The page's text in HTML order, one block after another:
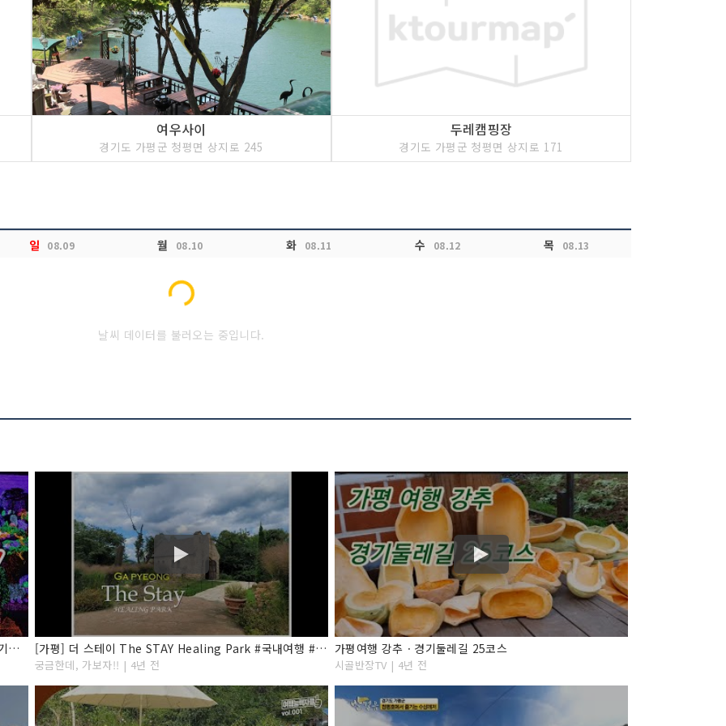
내리는 물길이다. 용문산과 유명산 사이에 숨은 듯 있는 어비산자락을 감싸
고도는 시원한 계곡이 바로 그 곳이다. 지금이야 작은 개울 같은 계곡에 불과
하지만 예전에는 물고기가 날아다니는 것처럼 보일 정도로 뛰어난 계곡이었
다고 한다. 그래서 이름도 어비(魚飛)다.
여우사이
경기도 가평군 청평면 상지로 245
두레캠핑장
경기도 가평군 청평면 상지로 171
일 08.09 월 08.10 화 08.11 수 08.12 목 08.13
Loading...
날씨 데이터를 불러오는 중입니다.
[겨울 국내여행지] 서울 근교 당일치기 가볼만한곳! 경기도 가평 여행 BEST7 아침고요수목원/오색별빛정원전 [가평] 더 스테이 The STAY Healing Park #국내여행 #경기여행 #가평여행
궁금한데, 가보자!! | 4년 전
가평여행 강추ㆍ경기둘레길 25코스
시골반장TV | 4년 전